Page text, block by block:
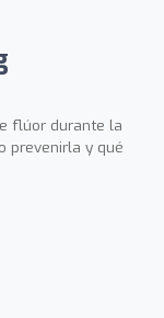
flúor durante la
prevenirla y qué